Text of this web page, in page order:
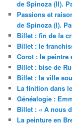
de Spinoza (II).
Passions et
de Spinoza (I).
Billet : fin de la
Billet : le
Corot : le peintre
Billet : bise de
Billet : la ville
La finition dans
Généalogie :
Billet : « A nous
La peinture en